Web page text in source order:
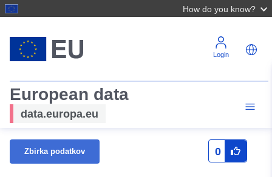
How do you know?
Login
European data
data.europa.eu
Zbirka podatkov 0